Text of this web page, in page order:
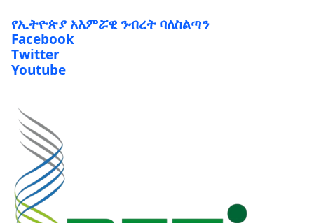
የኢትዮጵያ አእምሯዊ ንብረት ባለስልጣን
Facebook
Twitter
Youtube